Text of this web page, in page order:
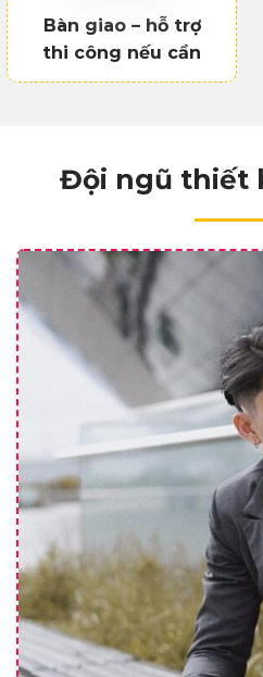
Bàn giao – hỗ trợ
thi công nếu cần
Đội ngũ thiết